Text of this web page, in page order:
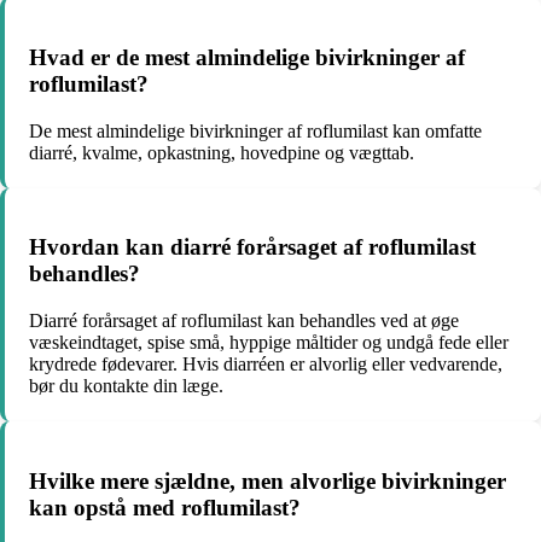
Hvad er de mest almindelige bivirkninger af
roflumilast?
De mest almindelige bivirkninger af roflumilast kan omfatte
diarré, kvalme, opkastning, hovedpine og vægttab.
Hvordan kan diarré forårsaget af roflumilast
behandles?
Diarré forårsaget af roflumilast kan behandles ved at øge
væskeindtaget, spise små, hyppige måltider og undgå fede eller
krydrede fødevarer. Hvis diarréen er alvorlig eller vedvarende,
bør du kontakte din læge.
Hvilke mere sjældne, men alvorlige bivirkninger
kan opstå med roflumilast?